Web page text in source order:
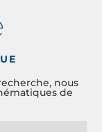
nous
de